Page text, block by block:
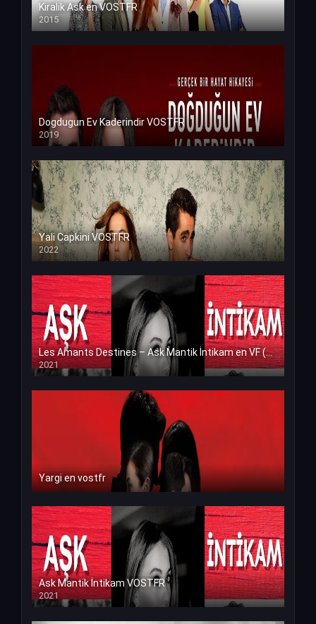
Kiralik Ask en VOSTFR
2015
Dogdugun Ev Kaderindir VOSTFR
2019
Yali Capkini VOSTFR
2022
Les Amants Destines – Ask Mantik İntikam en VF (Voix Francaise)
2021
Yargi en vostfr
Ask Mantik İntikam VOSTFR
2021